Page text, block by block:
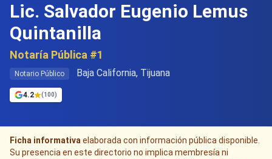
Lic. Salvador Eugenio Lemus
Quintanilla
Notaría Pública #1
Notario Público Baja California, Tijuana
4.2 (100)
Ficha informativa elaborada con información pública disponible.
Su presencia en este directorio no implica membresía ni